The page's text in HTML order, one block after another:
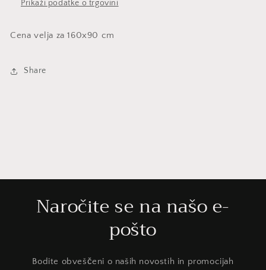
Prikaži podatke o trgovini
Cena velja za 160x90 cm
Share
Naročite se na našo e-
pošto
Bodite obveščeni o naših novostih in promocijah